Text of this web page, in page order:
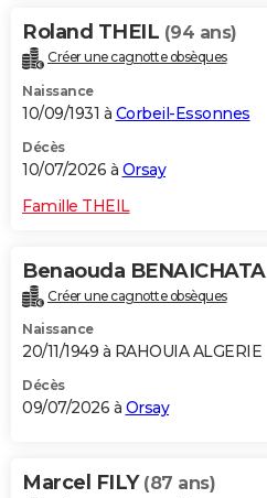
Roland THEIL (94 ans)
Créer une cagnotte obsèques
Naissance
10/09/1931 à Corbeil-Essonnes
Décès
10/07/2026 à Orsay
Famille THEIL
Benaouda BENAICHATA
Créer une cagnotte obsèques
Naissance
20/11/1949 à RAHOUIA ALGERIE
Décès
09/07/2026 à Orsay
Marcel FILY (87 ans)